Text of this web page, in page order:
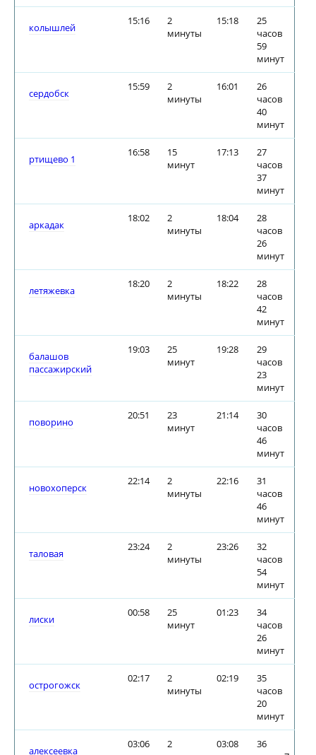
колышлей
15:16
2
минуты
15:18
25
часов
59
минут
сердобск
15:59
2
минуты
16:01
26
часов
40
минут
ртищево 1
16:58
15
минут
17:13
27
часов
37
минут
аркадак
18:02
2
минуты
18:04
28
часов
26
минут
летяжевка
18:20
2
минуты
18:22
28
часов
42
минут
балашов
пассажирский
19:03
25
минут
19:28
29
часов
23
минут
поворино
20:51
23
минут
21:14
30
часов
46
минут
новохоперск
22:14
2
минуты
22:16
31
часов
46
минут
таловая
23:24
2
минуты
23:26
32
часов
54
минут
лиски
00:58
25
минут
01:23
34
часов
26
минут
острогожск
02:17
2
минуты
02:19
35
часов
20
минут
алексеевка
03:06
2
03:08
36